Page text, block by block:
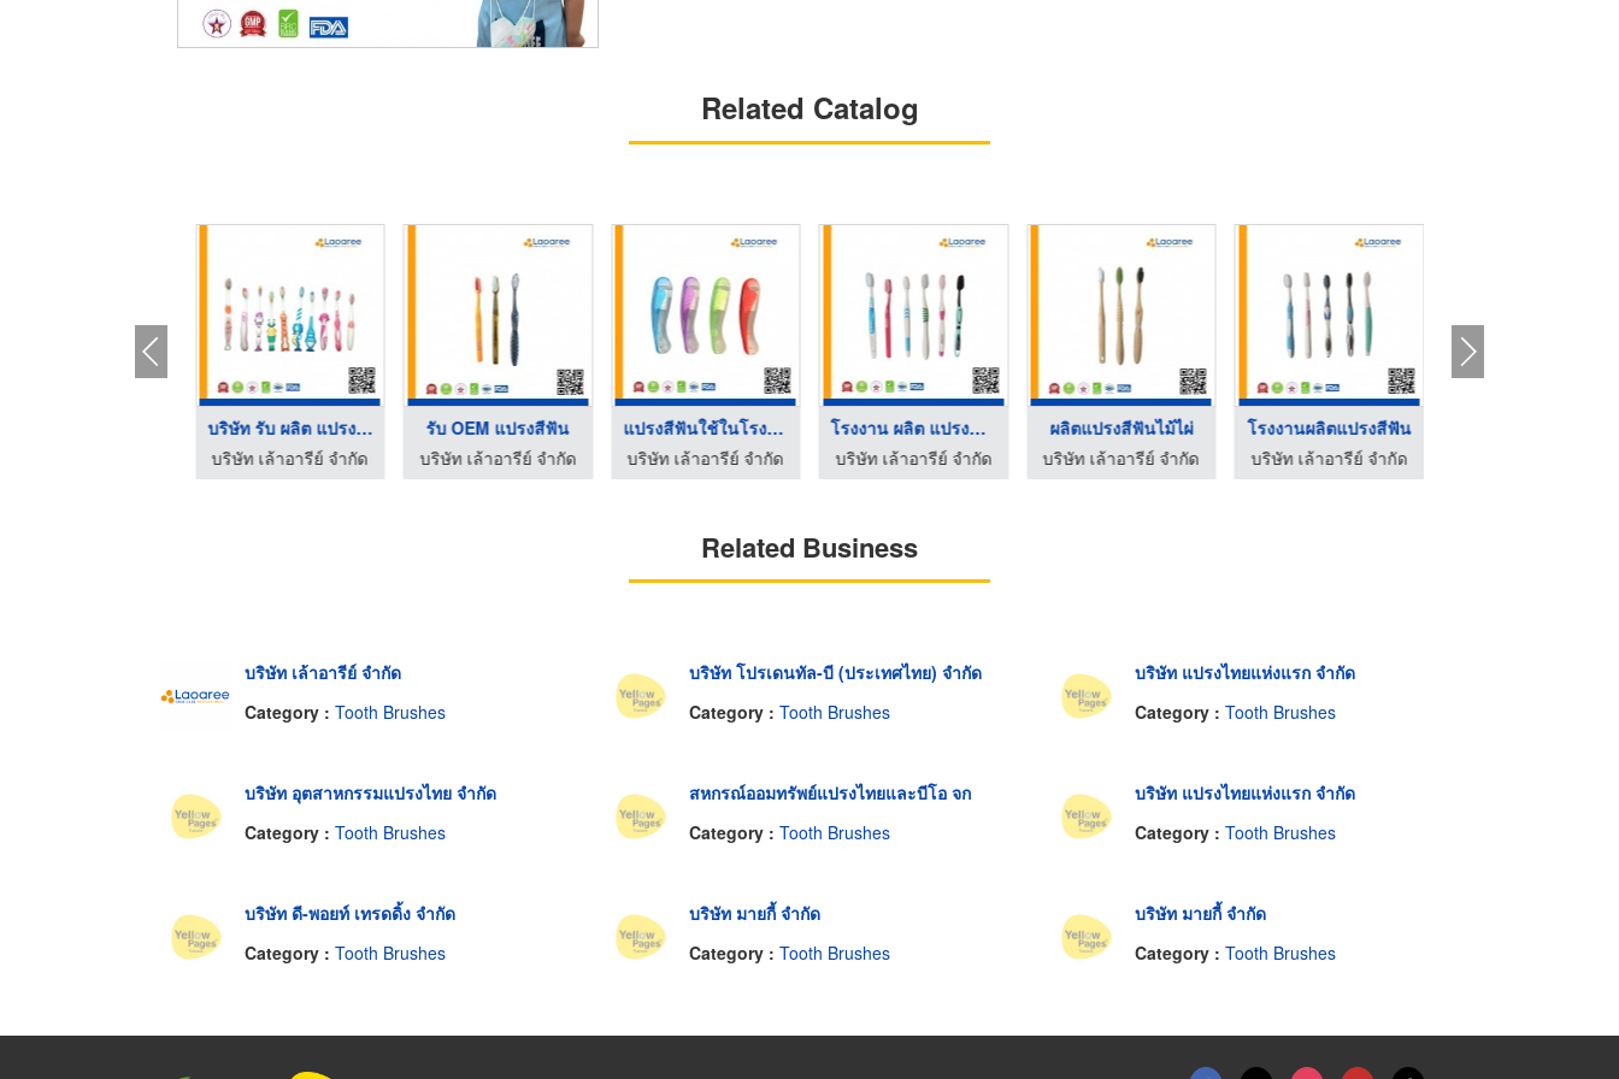
Related Catalog
บริษัท รับ ผลิต แปรง ...
บริษัท เล้าอารีย์ จำกัด
รับ OEM แปรงสีฟัน
บริษัท เล้าอารีย์ จำกัด
แปรงสีฟันใช้ในโรงแรม
บริษัท เล้าอารีย์ จำกัด
โรงงาน ผลิต แปรงสีฟั ...
บริษัท เล้าอารีย์ จำกัด
ผลิตแปรงสีฟันไม้ไผ่
บริษัท เล้าอารีย์ จำกัด
โรงงานผลิตแปรงสีฟัน
บริษัท เล้าอารีย์ จำกัด
Related Business
บริษัท เล้าอารีย์ จำกัด
Category : Tooth Brushes
บริษัท โปรเดนทัล-บี (ประเทศไทย) จำกัด
Category :Tooth Brushes
บริษัท แปรงไทยแห่งแรก จำกัด
Category : Tooth Brushes
บริษัท อุตสาหกรรมแปรงไทย จำกัด
Category : Tooth Brushes
สหกรณ์ออมทรัพย์แปรงไทยและบีโอ จก
Category :Tooth Brushes
บริษัท แปรงไทยแห่งแรก จำกัด
Category : Tooth Brushes
บริษัท ดี-พอยท์ เทรดดิ้ง จำกัด
Category : Tooth Brushes
บริษัท มายกี้ จำกัด
Category :Tooth Brushes
บริษัท มายกี้ จำกัด
Category : Tooth Brushes